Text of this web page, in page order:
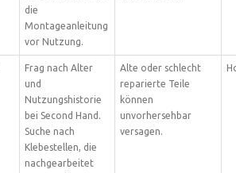
die
Montageanleitung
vor Nutzung.
Frag nach Alter
und
Nutzungshistorie
bei Second Hand.
Suche nach
Klebestellen, die
nachgearbeitet
Alte oder schlecht
reparierte Teile
können
unvorhersehbar
versagen.